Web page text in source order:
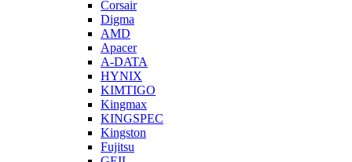
Corsair
Digma
AMD
Apacer
A-DATA
HYNIX
KIMTIGO
Kingmax
KINGSPEC
Kingston
Fujitsu